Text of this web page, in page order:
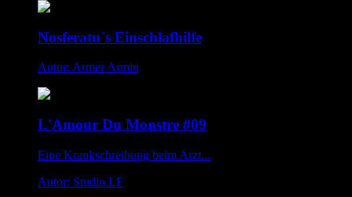
Nosferatu´s Einschlafhilfe
Autor: Armer Armin
L'Amour Du Monstre #09
Eine Krankschreibung beim Arzt...
Autor: Studio LF